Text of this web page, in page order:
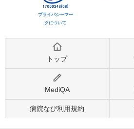
プライバシーマー
クについて
トップ
MediQA
病院なび利用規約